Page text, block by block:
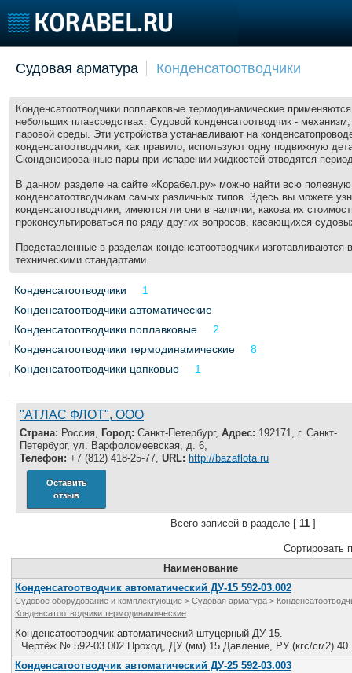
Пульс
Новости
Компании
Репутация
Работа
Крюинг
Журнал
Доска объявлений
Продажа флота
Оборудование
Изделия
Материалы
Услуги
Личности
Словарь
Флот
Галерея флота
Судовая арматура Конденсатоотводчики
Конденсатоотводчики поплавковые термодинамические
небольших плавсредствах. Судовой конденсатоотводчик -
паровой среды. Эти устройства устанавливают на
конденсатоотводчики, как правило, используют одну подвижную
Сконденсированные пары при испарении жидкостей отводятся
В данном разделе на сайте «Корабел.ру» можно найти всю
конденсатоотводчикам самых различных типов. Здесь вы можете
конденсатоотводчики, имеются ли они в наличии, какова их
проконсультироваться по ряду других вопросов, касающихся
Представленные в разделах конденсатоотводчики изготавливаются
техническими стандартами.
Конденсатоотводчики
1
Конденсатоотводчики автоматические
Конденсатоотводчики поплавковые
2
Конденсатоотводчики термодинамические
8
Конденсатоотводчики цапковые
1
"АТЛАС ФЛОТ", ООО
Страна: Россия, Город: Санкт-Петербург, Адрес: 192171, г. Санкт-
Петербург, ул. Варфоломеевская, д. 6,
Телефон: +7 (812) 418-25-77, URL: http://bazaflota.ru
Оставить
отзыв
Всего записей в разделе [ 11 ]
Сортировать
Наименование
Конденсатоотводчик автоматический ДУ-15 592-03.002
Судовое оборудование и комплектующие > Судовая арматура >
Конденсатоотводчики термодинамические
Конденсатоотводчик автоматический штуцерный ДУ-15.
Чертёж № 592-03.002 Проход, ДУ (мм) 15 Давление, РУ (кгс/см2) 40
Конденсатоотводчик автоматический ДУ-25 592-03.003